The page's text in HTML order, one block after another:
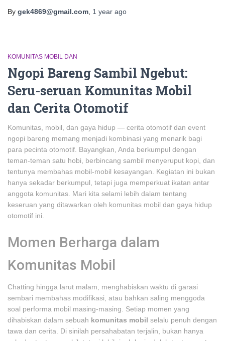
By gek4869@gmail.com 1 year ago
KOMUNITAS MOBIL DAN
Ngopi Bareng Sambil Ngebut:
Seru-seruan Komunitas Mobil
dan Cerita Otomotif
Komunitas, mobil, dan gaya hidup — cerita otomotif dan event
ngopi bareng memang menjadi kombinasi yang menarik bagi
para pecinta otomotif. Bayangkan, Anda berkumpul dengan
teman-teman satu hobi, berbincang sambil menyeruput kopi, dan
tentunya membahas mobil-mobil kesayangan. Kegiatan ini bukan
hanya sekadar berkumpul, tetapi juga memperkuat ikatan antar
anggota komunitas. Mari kita selami lebih dalam tentang
keseruan yang ditawarkan oleh komunitas mobil dan gaya hidup
otomotif ini.
Momen Berharga dalam
Komunitas Mobil
Chatting hingga larut malam, menghabiskan waktu di garasi
sembari membahas modifikasi, atau bahkan saling menggoda
soal performa mobil masing-masing. Setiap momen yang
dihabiskan dalam sebuah komunitas mobil selalu penuh dengan
tawa dan cerita. Di sinilah persahabatan terjalin, bukan hanya